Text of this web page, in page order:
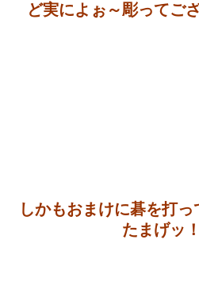
ど実によぉ～彫ってご
しかもおまけに碁を打
たまげッ